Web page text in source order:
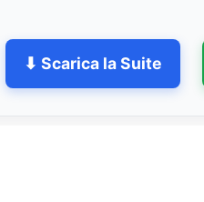
⬇ Scarica la Suite